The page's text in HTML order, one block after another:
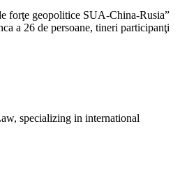
forţe geopolitice SUA-China-Rusia”
a 26 de persoane, tineri participanţi
specializing in international